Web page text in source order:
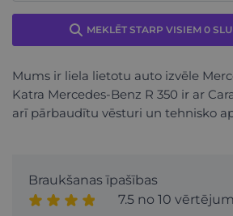
MEKLĒT STARP VISIEM 0
Mums ir liela lietotu auto izvēle
Katra Mercedes-Benz R 350 ir ar
arī pārbaudītu vēsturi un tehnisko
Braukšanas īpašības
7.5 no 10